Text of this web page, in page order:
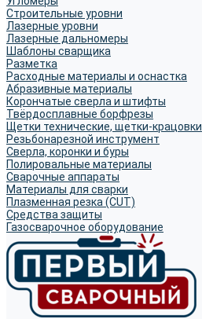
Строительные уровни
Лазерные уровни
Лазерные дальномеры
Шаблоны сварщика
Разметка
Расходные материалы и оснастка
Абразивные материалы
Корончатые сверла и штифты
Твёрдосплавные борфрезы
Щетки технические, щетки-крацовки
Резьбонарезной инструмент
Сверла, коронки и буры
Полировальные материалы
Сварочные аппараты
Материалы для сварки
Плазменная резка (CUT)
Средства защиты
Газосварочное оборудование